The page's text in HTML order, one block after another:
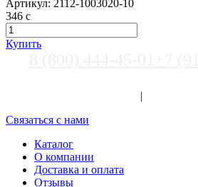
Артикул: 2112-1003020-10
346 c
Купить
|
Связаться с нами
Каталог
О компании
Доставка и оплата
Отзывы